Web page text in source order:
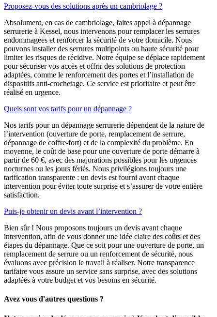
Proposez-vous des solutions après un cambriolage ?
Absolument, en cas de cambriolage, faites appel à dépannage
serrurerie à Kessel, nous intervenons pour remplacer les serrures
endommagées et renforcer la sécurité de votre domicile. Nous
pouvons installer des serrures multipoints ou haute sécurité pour
limiter les risques de récidive. Notre équipe se déplace rapidement
pour sécuriser vos accès et offrir des solutions de protection
adaptées, comme le renforcement des portes et l’installation de
dispositifs anti-crochetage. Ce service est prioritaire et peut être
réalisé en urgence.
Quels sont vos tarifs pour un dépannage ?
Nos tarifs pour un dépannage serrurerie dépendent de la nature de
l’intervention (ouverture de porte, remplacement de serrure,
dépannage de coffre-fort) et de la complexité du problème. En
moyenne, le coût de base pour une ouverture de porte démarre à
partir de 60 €, avec des majorations possibles pour les urgences
nocturnes ou les jours fériés. Nous privilégions toujours une
tarification transparente : un devis est fourni avant chaque
intervention pour éviter toute surprise et s’assurer de votre entière
satisfaction.
Puis-je obtenir un devis avant l’intervention ?
Bien sûr ! Nous proposons toujours un devis avant chaque
intervention, afin de vous donner une idée claire des coûts et des
étapes du dépannage. Que ce soit pour une ouverture de porte, un
remplacement de serrure ou un renforcement de sécurité, nous
évaluons avec précision le travail à réaliser. Notre transparence
tarifaire vous assure un service sans surprise, avec des solutions
adaptées à votre budget et vos besoins en sécurité.
Avez vous d'autres questions ?